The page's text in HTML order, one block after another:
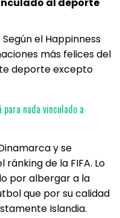
el Happinness
más felices del
deporte excepto
nada vinculado a
y se
de la FIFA. Lo
por albergar a la
que por su calidad
Islandia.